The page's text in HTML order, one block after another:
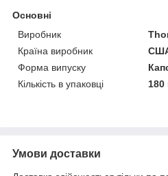
Основні
Виробник
Країна виробник
Форма випуску
Кількість в упаковці
180
Умови доставки